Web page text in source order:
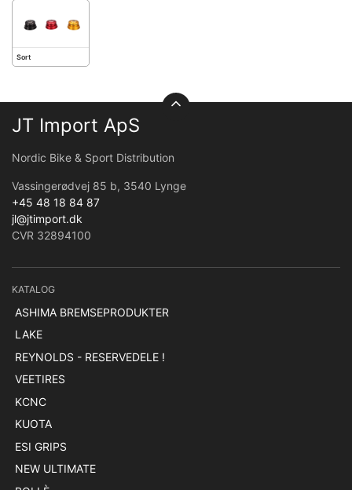
Sort
JT Import ApS
Nordic Bike & Sport Distribution
Vassingerødvej 85 b, 3540 Lynge
+45 48 18 84 87
jl@jtimport.dk
CVR 32894100
KATALOG
ASHIMA BREMSEPRODUKTER
LAKE
REYNOLDS - RESERVEDELE !
VEETIRES
KCNC
KUOTA
ESI GRIPS
NEW ULTIMATE